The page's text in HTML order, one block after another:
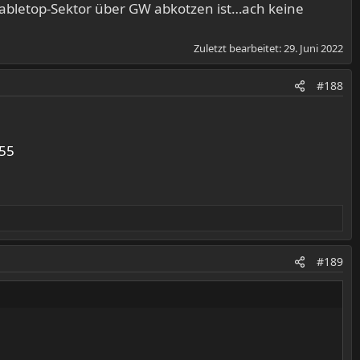
Sektor über GW abkotzen ist…ach keine
Zuletzt bearbeitet:29. Juni 2022
#188
#189